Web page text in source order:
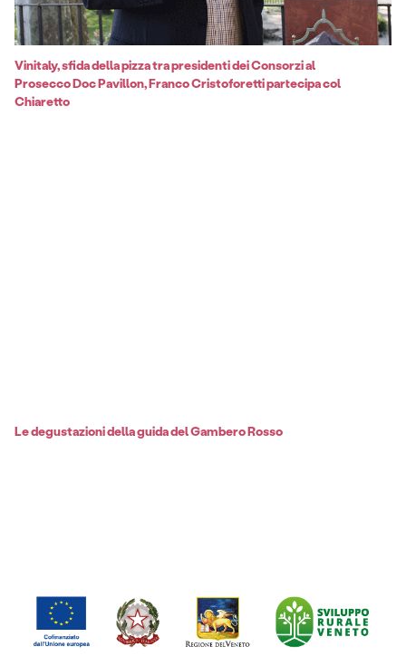
Vinitaly, sfida della pizza tra presidenti dei Consorzi al
Prosecco Doc Pavillon, Franco Cristoforetti partecipa col
Chiaretto
Le degustazioni della guida del Gambero Rosso